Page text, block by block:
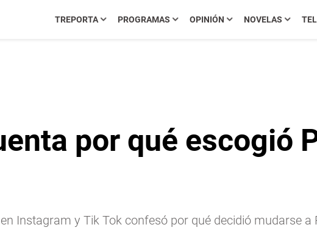
TREPORTA PROGRAMAS OPINIÓN NOVELAS
por qué escogió
Instagram y Tik Tok confesó por qué decidió mudarse a